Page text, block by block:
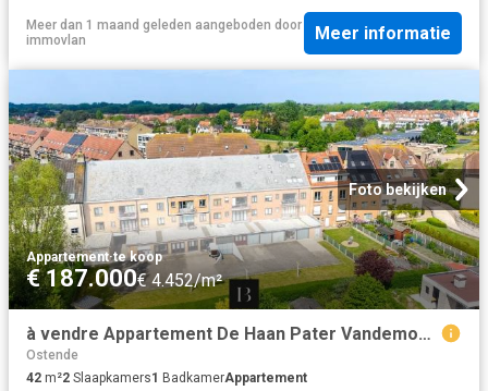
Meer dan 1 maand geleden aangeboden door
immovlan
Meer informatie
Foto bekijken
Appartement·te koop
€ 187.000€ 4.452/m²
à vendre Appartement De Haan Pater Vandemoerelaan
Ostende
42 m²2 Slaapkamers1 BadkamerAppartement